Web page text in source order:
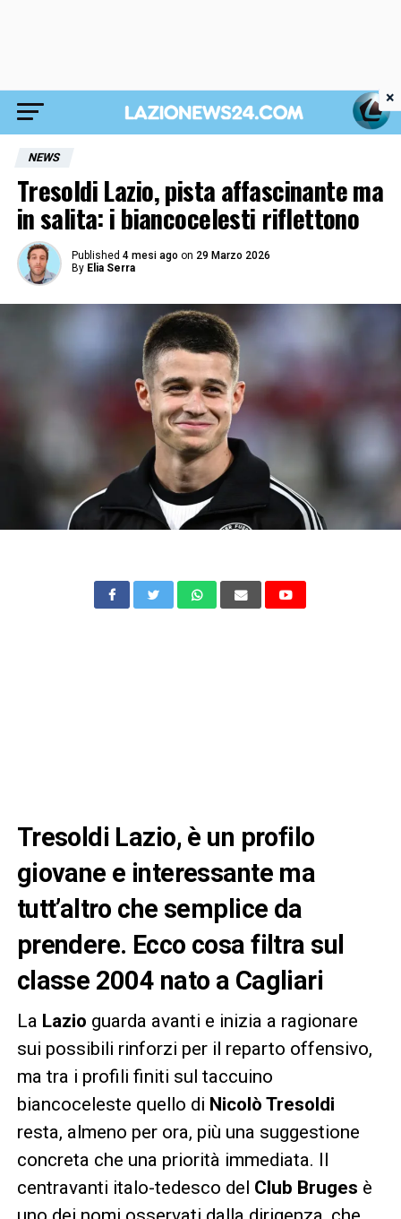
NEWS
Tresoldi Lazio, pista affascinante ma
in salita: i biancocelesti riflettono
Published 4 mesi ago on 29 Marzo 2026
By Elia Serra
Tresoldi Lazio, è un profilo
giovane e interessante ma
tutt’altro che semplice da
prendere. Ecco cosa filtra sul
classe 2004 nato a Cagliari
La Lazio guarda avanti e inizia a ragionare
sui possibili rinforzi per il reparto offensivo,
ma tra i profili finiti sul taccuino
biancoceleste quello di Nicolò Tresoldi
resta, almeno per ora, più una suggestione
concreta che una priorità immediata. Il
centravanti italo-tedesco del Club Bruges è
×